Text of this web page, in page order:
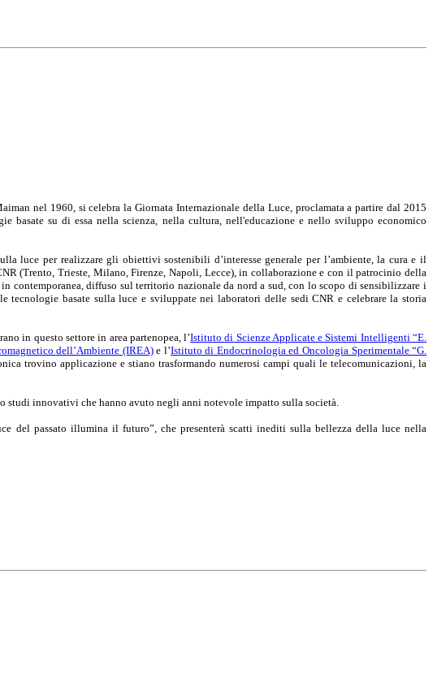
nel 1960, si celebra la Giornata Internazionale della Luce, proclamata a partire dal 2015
su di essa nella scienza, nella cultura, nell'educazione e nello sviluppo economico
luce per realizzare gli obiettivi sostenibili d’interesse generale per l’ambiente, la cura e il
(Trento, Trieste, Milano, Firenze, Napoli, Lecce), in collaborazione e con il patrocinio della
contemporanea, diffuso sul territorio nazionale da nord a sud, con lo scopo di sensibilizzare i
basate sulla luce e sviluppate nei laboratori delle sedi CNR e celebrare la storia
in questo settore in area partenopea, l’Istituto di Scienze Applicate e Sistemi Intelligenti “E.
dell’Ambiente (IREA)e l’Istituto di Endocrinologia ed Oncologia Sperimentale “G.
trovino applicazione e stiano trasformando numerosi campi quali le telecomunicazioni, la
studi innovativi che hanno avuto negli anni notevole impatto sulla società.
del passato illumina il futuro”, che presenterà scatti inediti sulla bellezza della luce nella